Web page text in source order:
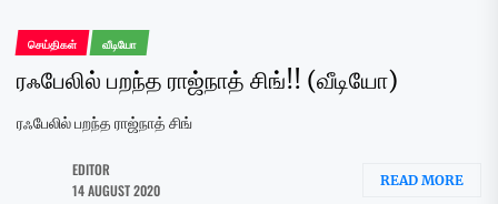
செய்திகள் வீடியோ
ரஃபேலில் பறந்த ராஜ்நாத் சிங்!! (வீடியோ)
ரஃபேலில் பறந்த ராஜ்நாத் சிங்
EDITOR
14 AUGUST 2020
READ MORE